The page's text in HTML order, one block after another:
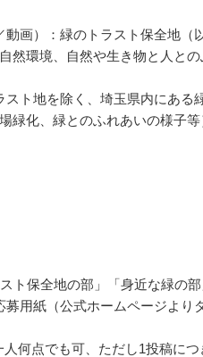
動画）：緑のトラスト保全地（
然環境、自然や生き物と人と
スト地を除く、埼玉県内にある
緑化、緑とのふれあいの様子等
ト保全地の部」「身近な緑の
用紙（公式ホームページより
何点でも可、ただし1投稿につ